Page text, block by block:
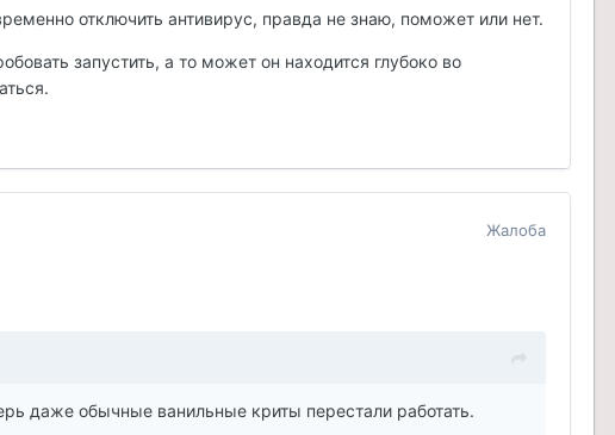
отключить антивирус, правда не знаю, поможет или нет.
запустить, а то может он находится глубоко во
Жалоба
даже обычные ванильные криты перестали работать.